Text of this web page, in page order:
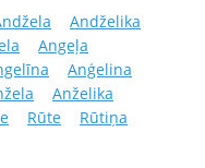
Andželika
Angeļa
Anģelina
Anželika
Rūte
Rūtiņa